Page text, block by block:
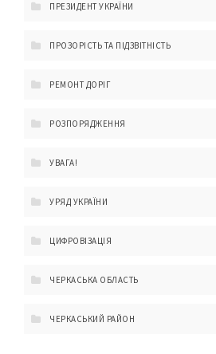
ПРЕЗИДЕНТ УКРАЇНИ
ПРОЗОРІСТЬ ТА ПІДЗВІТНІСТЬ
РЕМОНТ ДОРІГ
РОЗПОРЯДЖЕННЯ
УВАГА!
УРЯД УКРАЇНИ
ЦИФРОВІЗАЦІЯ
ЧЕРКАСЬКА ОБЛАСТЬ
ЧЕРКАСЬКИЙ РАЙОН